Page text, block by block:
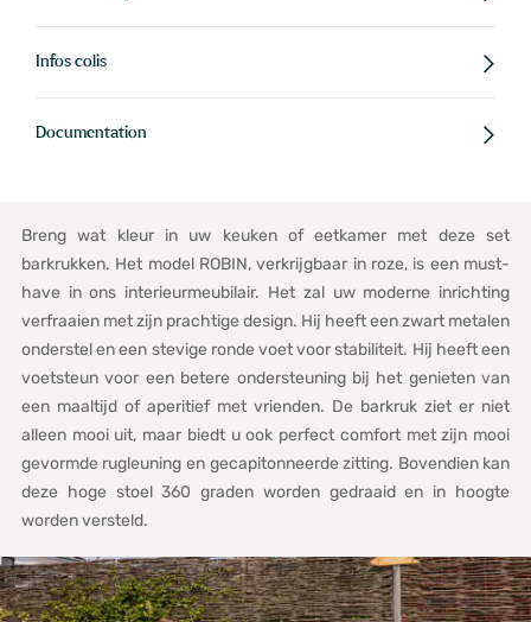
Infos colis
Documentation
Breng wat kleur in uw keuken of eetkamer met deze set
barkrukken. Het model ROBIN, verkrijgbaar in roze, is een must-
have in ons interieurmeubilair. Het zal uw moderne inrichting
verfraaien met zijn prachtige design. Hij heeft een zwart metalen
onderstel en een stevige ronde voet voor stabiliteit. Hij heeft een
voetsteun voor een betere ondersteuning bij het genieten van
een maaltijd of aperitief met vrienden. De barkruk ziet er niet
alleen mooi uit, maar biedt u ook perfect comfort met zijn mooi
gevormde rugleuning en gecapitonneerde zitting. Bovendien kan
deze hoge stoel 360 graden worden gedraaid en in hoogte
worden versteld.